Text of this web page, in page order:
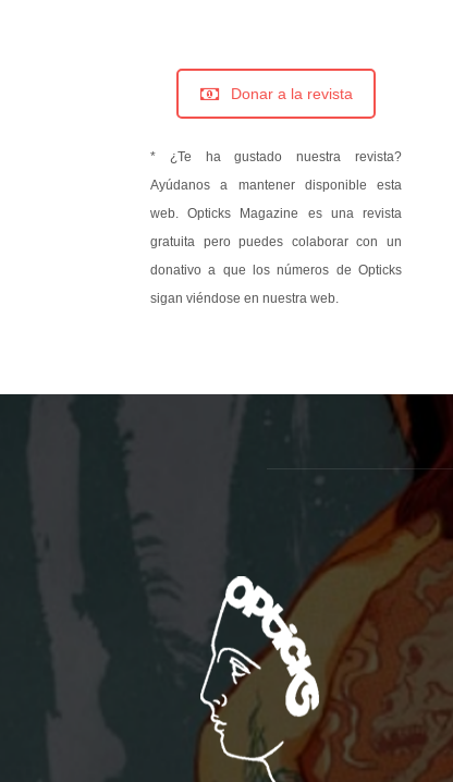
Donar a la revista
* ¿Te ha gustado nuestra revista?
Ayúdanos a mantener disponible esta
web. Opticks Magazine es una revista
gratuita pero puedes colaborar con un
donativo a que los números de Opticks
sigan viéndose en nuestra web.